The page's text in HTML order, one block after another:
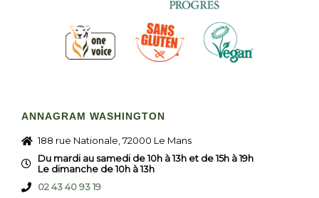
ANNAGRAM WASHINGTON
188 rue Nationale, 72000 Le Mans
Du mardi au samedi de 10h à 13h et de 15h à 19h
Le dimanche de 10h à 13h
02 43 40 93 19